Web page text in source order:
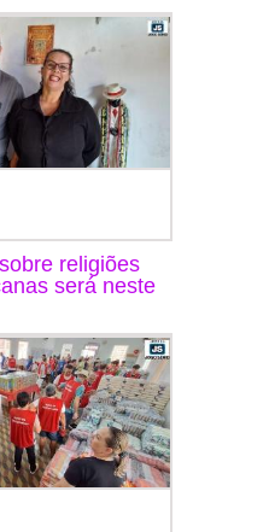
religiões
será neste